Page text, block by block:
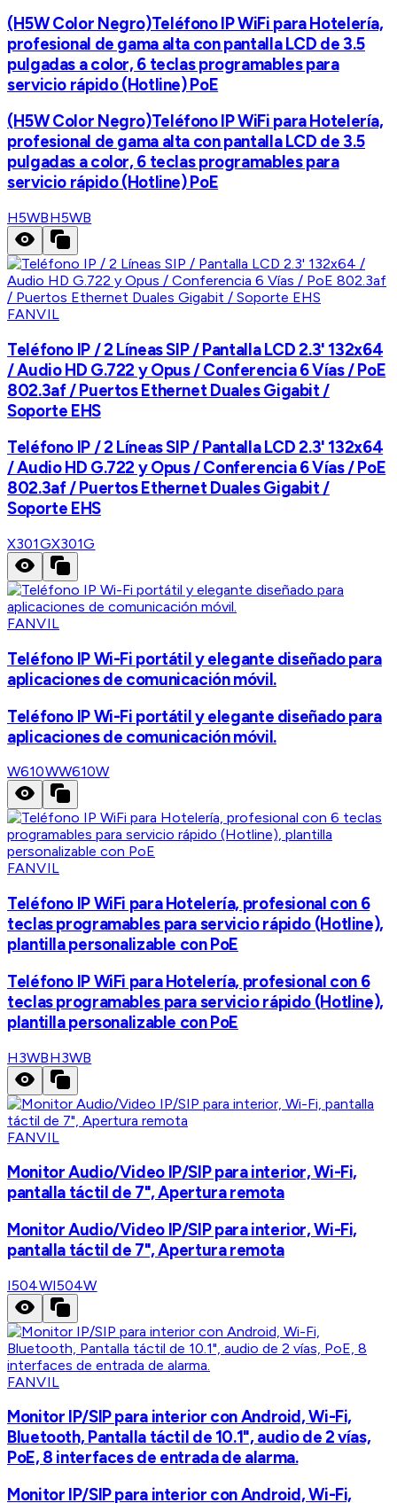
(H5W Color Negro)Teléfono IP WiFi para Hotelería,
profesional de gama alta con pantalla LCD de 3.5
pulgadas a color, 6 teclas programables para
servicio rápido (Hotline) PoE
(H5W Color Negro)Teléfono IP WiFi para Hotelería,
profesional de gama alta con pantalla LCD de 3.5
pulgadas a color, 6 teclas programables para
servicio rápido (Hotline) PoE
H5WBH5WB
FANVIL
Teléfono IP / 2 Líneas SIP / Pantalla LCD 2.3' 132x64
/ Audio HD G.722 y Opus / Conferencia 6 Vías / PoE
802.3af / Puertos Ethernet Duales Gigabit /
Soporte EHS
Teléfono IP / 2 Líneas SIP / Pantalla LCD 2.3' 132x64
/ Audio HD G.722 y Opus / Conferencia 6 Vías / PoE
802.3af / Puertos Ethernet Duales Gigabit /
Soporte EHS
X301GX301G
FANVIL
Teléfono IP Wi-Fi portátil y elegante diseñado para
aplicaciones de comunicación móvil.
Teléfono IP Wi-Fi portátil y elegante diseñado para
aplicaciones de comunicación móvil.
W610WW610W
FANVIL
Teléfono IP WiFi para Hotelería, profesional con 6
teclas programables para servicio rápido (Hotline),
plantilla personalizable con PoE
Teléfono IP WiFi para Hotelería, profesional con 6
teclas programables para servicio rápido (Hotline),
plantilla personalizable con PoE
H3WBH3WB
FANVIL
Monitor Audio/Video IP/SIP para interior, Wi-Fi,
pantalla táctil de 7", Apertura remota
Monitor Audio/Video IP/SIP para interior, Wi-Fi,
pantalla táctil de 7", Apertura remota
I504WI504W
FANVIL
Monitor IP/SIP para interior con Android, Wi-Fi,
Bluetooth, Pantalla táctil de 10.1", audio de 2 vías,
PoE, 8 interfaces de entrada de alarma.
Monitor IP/SIP para interior con Android, Wi-Fi,